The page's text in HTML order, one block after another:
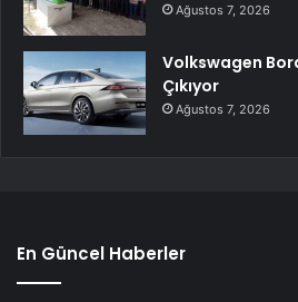
Ağustos 7, 2026
Volkswagen
Çıkıyor
Ağustos 7, 2026
En Güncel Haberler